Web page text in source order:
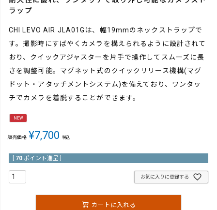
ラップ
CHI LEVO AIR JLA01Gは、幅19mmのネックストラップで
す。撮影時にすばやくカメラを構えられるように設計されて
おり、クイックアジャスターを片手で操作してスムーズに長
さを調整可能。マグネット式のクイックリリース機構(マグ
ドット・アタッチメントシステム)を備えており、ワンタッ
チでカメラを着脱することができます。
NEW
販売価格 ¥7,700 税込
70 ポイント進呈 ]
お気に入りに登録する
カートに入れる